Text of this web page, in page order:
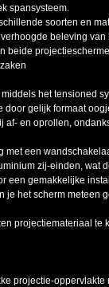
spansysteem.
soorten en
beleving van
beide
het tensioned
gelijk formaat
af- en oprollen,
een
zij-einden, wat
een gemakkelijke
je het scherm meteen
projectiemateriaal te
projectie-